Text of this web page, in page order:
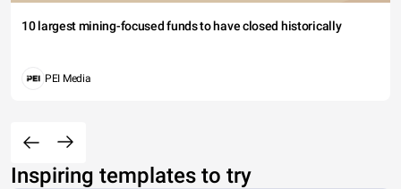
10 largest mining-focused funds to have closed historically
PEI Media
Inspiring templates to try